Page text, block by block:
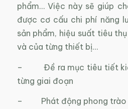
phẩm… Việc này sẽ giúp
được cơ cấu chi phí năng
sản phẩm, hiệu suất tiêu
và của từng thiết bị…
– Đề ra mục tiêu tiết
từng giai đoạn
– Phát động phong trào